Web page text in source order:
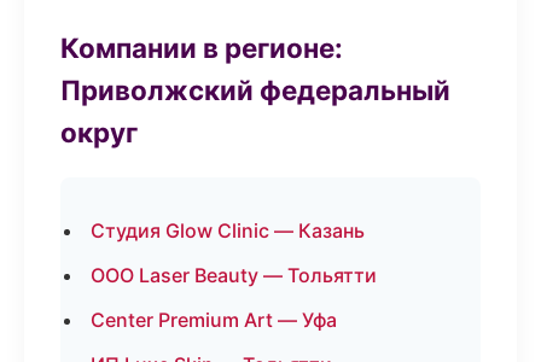
Компании в регионе:
Приволжский федеральный
округ
Студия Glow Clinic — Казань
ООО Laser Beauty — Тольятти
Center Premium Art — Уфа